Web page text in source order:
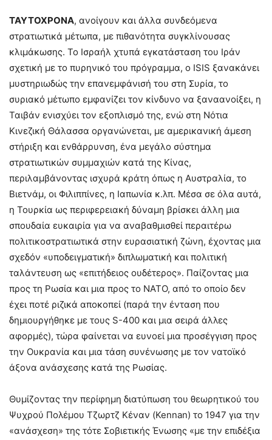
ΤΑΥΤΟΧΡΟΝΑ, ανοίγουν και άλλα συνδεόμενα
στρατιωτικά μέτωπα, με πιθανότητα συγκλίνουσας
κλιμάκωσης. Το Ισραήλ χτυπά εγκατάσταση του Ιράν
σχετική με το πυρηνικό του πρόγραμμα, ο ISIS ξανακάνει
μυστηριωδώς την επανεμφάνισή του στη Συρία, το
συριακό μέτωπο εμφανίζει τον κίνδυνο να ξαναανοίξει, η
Ταιβάν ενισχύει τον εξοπλισμό της, ενώ στη Νότια
Κινεζική Θάλασσα οργανώνεται, με αμερικανική άμεση
στήριξη και ενθάρρυνση, ένα μεγάλο σύστημα
στρατιωτικών συμμαχιών κατά της Κίνας,
περιλαμβάνοντας ισχυρά κράτη όπως η Αυστραλία, το
Βιετνάμ, οι Φιλιππίνες, η Ιαπωνία κ.λπ. Μέσα σε όλα αυτά,
η Τουρκία ως περιφερειακή δύναμη βρίσκει άλλη μια
σπουδαία ευκαιρία για να αναβαθμισθεί περαιτέρω
πολιτικοστρατιωτικά στην ευρασιατική ζώνη, έχοντας μια
σχεδόν «υποδειγματική» διπλωματική και πολιτική
ταλάντευση ως «επιτήδειος ουδέτερος». Παίζοντας μια
προς τη Ρωσία και μια προς το ΝΑΤΟ, από το οποίο δεν
έχει ποτέ ριζικά αποκοπεί (παρά την ένταση που
δημιουργήθηκε με τους S-400 και μια σειρά άλλες
αφορμές), τώρα φαίνεται να ευνοεί μια προσέγγιση προς
την Ουκρανία και μια τάση συνένωσης με τον νατοϊκό
άξονα ανάσχεσης κατά της Ρωσίας.
Θυμίζοντας την περίφημη διατύπωση του θεωρητικού του
Ψυχρού Πολέμου Τζωρτζ Κέναν (Kennan) το 1947 για την
«ανάσχεση» της τότε Σοβιετικής Ένωσης «με την επιδέξια